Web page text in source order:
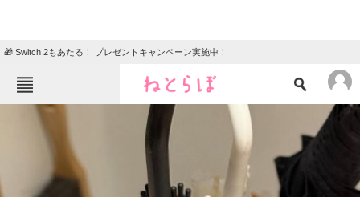
🎁 Switch 2もあたる！ プレゼントキャンペーン実施中！
ねとらぼメニュー
グルメ 地域